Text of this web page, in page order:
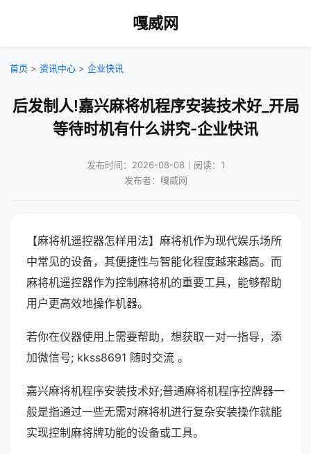
嘎威网
首页 > 资讯中心 > 企业快讯
后发制人!嘉兴麻将机程序安装技术好_开局
等待时机有什么讲究-企业快讯
发布时间：2026-08-08｜阅读：1
发布者：嘎威网
【麻将机遥控器怎样用法】麻将机作为现代娱乐场所
中常见的设备，其便捷性与智能化程度越来越高。而
麻将机遥控器作为控制麻将机的重要工具，能够帮助
用户更高效地操作机器。
若你在仪器使用上需要帮助，想获取一对一指导，添
加微信号; kkss8691 随时交流 。
嘉兴麻将机程序安装技术好;普通麻将机程序控牌器一
般是指通过一些无需对麻将机进行复杂安装操作就能
实现控制麻将牌功能的设备或工具。